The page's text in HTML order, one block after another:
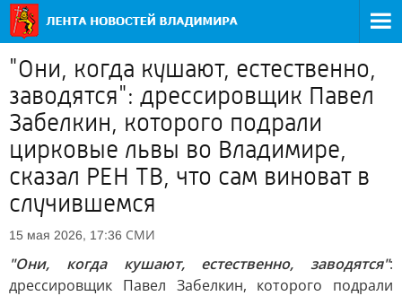
"Они, когда кушают, естественно,
заводятся": дрессировщик Павел
Забелкин, которого подрали
цирковые львы во Владимире,
сказал РЕН ТВ, что сам виноват в
случившемся
15 мая 2026, 17:36 СМИ
"Они, когда кушают, естественно, заводятся":
дрессировщик Павел Забелкин, которого подрали